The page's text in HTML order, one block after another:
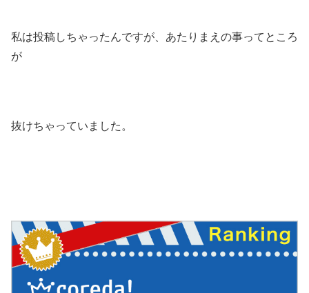
私は投稿しちゃったんですが、あたりまえの事ってところ
が
抜けちゃっていました。